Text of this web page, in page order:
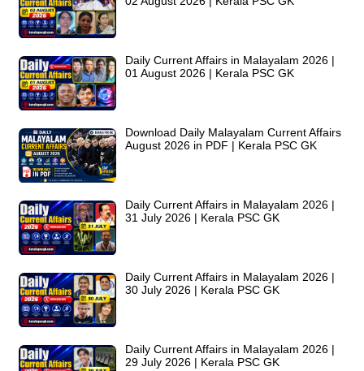
Daily Current Affairs in Malayalam 2026 |
01 August 2026 | Kerala PSC GK
Download Daily Malayalam Current Affairs
August 2026 in PDF | Kerala PSC GK
Daily Current Affairs in Malayalam 2026 |
31 July 2026 | Kerala PSC GK
Daily Current Affairs in Malayalam 2026 |
30 July 2026 | Kerala PSC GK
Daily Current Affairs in Malayalam 2026 |
29 July 2026 | Kerala PSC GK